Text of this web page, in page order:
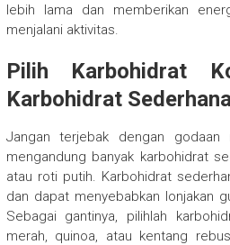
lebih lama dan memberikan
menjalani aktivitas.
Pilih Karbohidrat
Karbohidrat
Jangan terjebak dengan
mengandung banyak karbohidrat
atau roti putih. Karbohidrat
dan dapat menyebabkan lonjakan
Sebagai gantinya, pilihlah
merah, quinoa, atau kentang